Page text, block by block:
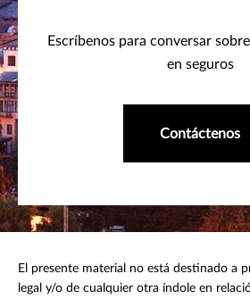
Escríbenos para conversar
en seguros
Contáctenos
El presente material no está destinado a
legal y/o de cualquier otra índole en